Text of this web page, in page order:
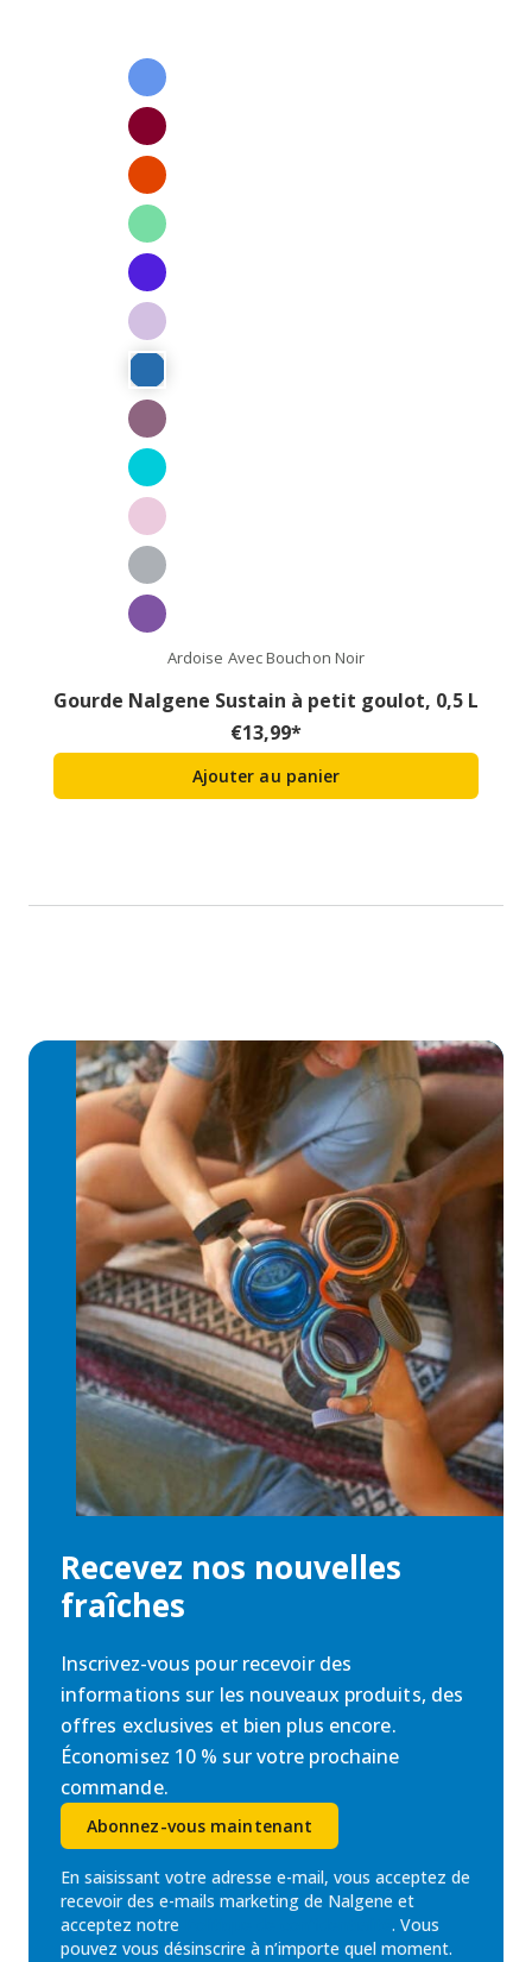
Ardoise Avec Bouchon Noir
Gourde Nalgene Sustain à petit goulot, 0,5 L
€13,99*
Ajouter au panier
Recevez nos nouvelles
fraîches
Inscrivez-vous pour recevoir des
informations sur les nouveaux produits, des
offres exclusives et bien plus encore.
Économisez 10 % sur votre prochaine
commande.
Abonnez-vous maintenant
En saisissant votre adresse e-mail, vous acceptez de
recevoir des e-mails marketing de Nalgene et
acceptez notre
. Vous
pouvez vous désinscrire à n’importe quel moment.